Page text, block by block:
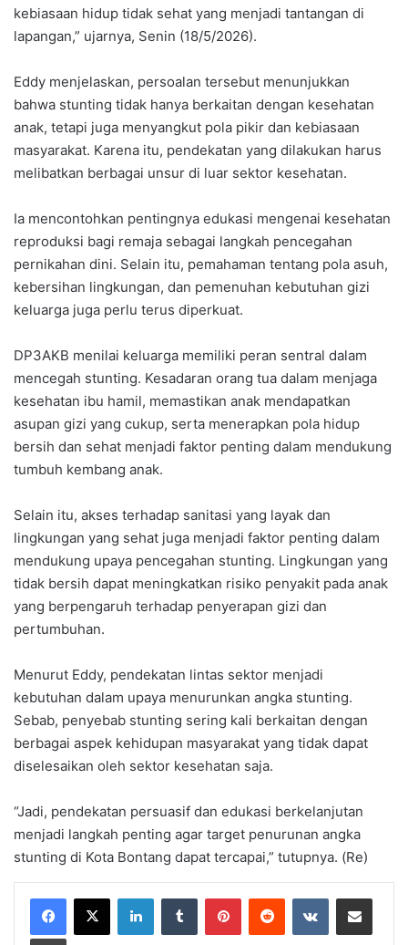
kebiasaan hidup tidak sehat yang menjadi tantangan di
lapangan,” ujarnya, Senin (18/5/2026).
Eddy menjelaskan, persoalan tersebut menunjukkan
bahwa stunting tidak hanya berkaitan dengan kesehatan
anak, tetapi juga menyangkut pola pikir dan kebiasaan
masyarakat. Karena itu, pendekatan yang dilakukan harus
melibatkan berbagai unsur di luar sektor kesehatan.
Ia mencontohkan pentingnya edukasi mengenai kesehatan
reproduksi bagi remaja sebagai langkah pencegahan
pernikahan dini. Selain itu, pemahaman tentang pola asuh,
kebersihan lingkungan, dan pemenuhan kebutuhan gizi
keluarga juga perlu terus diperkuat.
DP3AKB menilai keluarga memiliki peran sentral dalam
mencegah stunting. Kesadaran orang tua dalam menjaga
kesehatan ibu hamil, memastikan anak mendapatkan
asupan gizi yang cukup, serta menerapkan pola hidup
bersih dan sehat menjadi faktor penting dalam mendukung
tumbuh kembang anak.
Selain itu, akses terhadap sanitasi yang layak dan
lingkungan yang sehat juga menjadi faktor penting dalam
mendukung upaya pencegahan stunting. Lingkungan yang
tidak bersih dapat meningkatkan risiko penyakit pada anak
yang berpengaruh terhadap penyerapan gizi dan
pertumbuhan.
Menurut Eddy, pendekatan lintas sektor menjadi
kebutuhan dalam upaya menurunkan angka stunting.
Sebab, penyebab stunting sering kali berkaitan dengan
berbagai aspek kehidupan masyarakat yang tidak dapat
diselesaikan oleh sektor kesehatan saja.
“Jadi, pendekatan persuasif dan edukasi berkelanjutan
menjadi langkah penting agar target penurunan angka
stunting di Kota Bontang dapat tercapai,” tutupnya. (Re)